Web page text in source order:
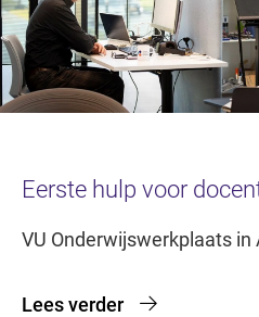
Eerste hulp voor
VU Onderwijswerkplaats in
Lees verder